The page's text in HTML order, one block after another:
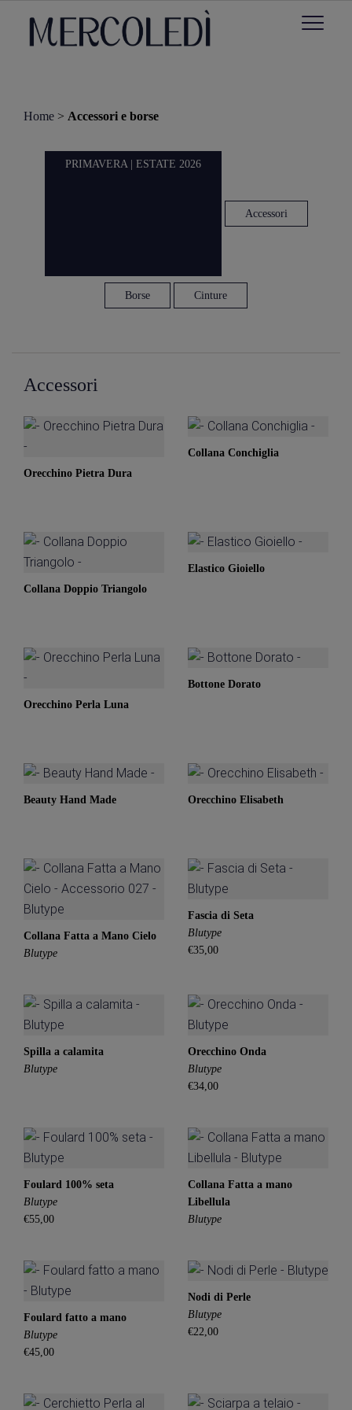
Home > Accessori e borse
PRIMAVERA | ESTATE 2026
Accessori
Borse Cinture
Accessori
Orecchino Pietra Dura
Collana Conchiglia
Collana Doppio Triangolo
Elastico Gioiello
Orecchino Perla Luna
Bottone Dorato
Beauty Hand Made Orecchino Elisabeth
Collana Fatta a Mano Cielo
Blutype
Fascia di Seta
Blutype
€35,00
Spilla a calamita
Blutype
Orecchino Onda
Blutype
€34,00
Foulard 100% seta
Blutype
€55,00
Collana Fatta a mano
Libellula
Blutype
Foulard fatto a mano
Blutype
€45,00
Nodi di Perle
Blutype
€22,00